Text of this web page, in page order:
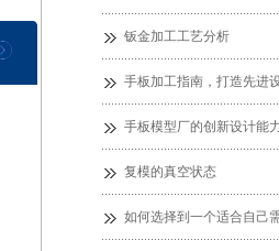
钣金加工工艺分析
手板加工指南，打造先进
手板模型厂的创新设计能
复模的真空状态
如何选择到一个适合自己